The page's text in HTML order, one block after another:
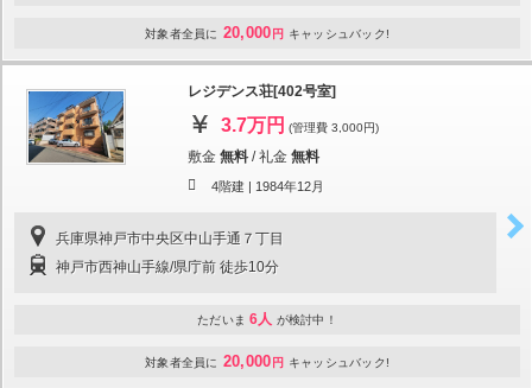
対象者全員に 20,000 円 キャッシュバック!
レジデンス荘[402号室]
3.7万円 (管理費 3,000円)
敷金 無料 /礼金 無料
4階建 | 1984年12月
兵庫県神戸市中央区中山手通７丁目
神戸市西神山手線/県庁前 徒歩10分
ただいま 6人 が検討中！
対象者全員に 20,000 円 キャッシュバック!